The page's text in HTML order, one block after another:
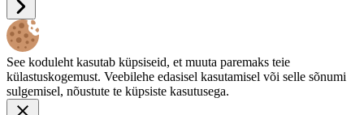
See koduleht kasutab küpsiseid, et muuta paremaks teie
külastuskogemust. Veebilehe edasisel kasutamisel või selle sõnumi
sulgemisel, nõustute te küpsiste kasutusega.